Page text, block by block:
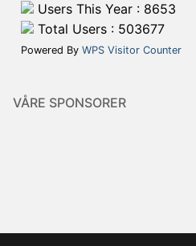
Users This Year : 8653
Total Users : 503677
Powered By WPS Visitor Counter
VÅRE SPONSORER